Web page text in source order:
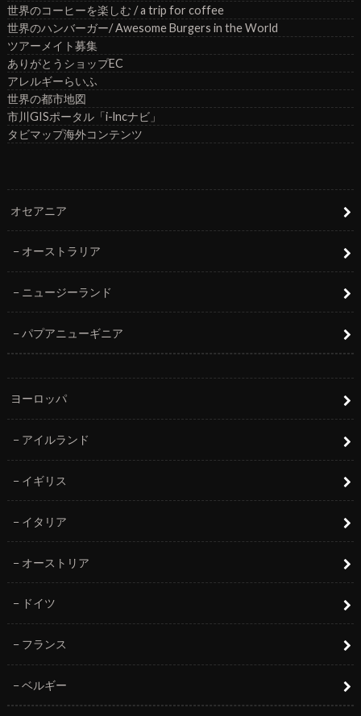
世界のコーヒーを楽しむ / a trip for coffee
世界のハンバーガー/ Awesome Burgers in the World
ツアーメイト募集
ありがとうショップEC
アレルギーらいふ
世界の都市地図
市川GISポータル「i-lncナビ」
タビマップ海外コンテンツ
オセアニア
オーストラリア
ニュージーランド
パプアニューギニア
ヨーロッパ
アイルランド
イギリス
イタリア
オーストリア
ドイツ
フランス
ベルギー